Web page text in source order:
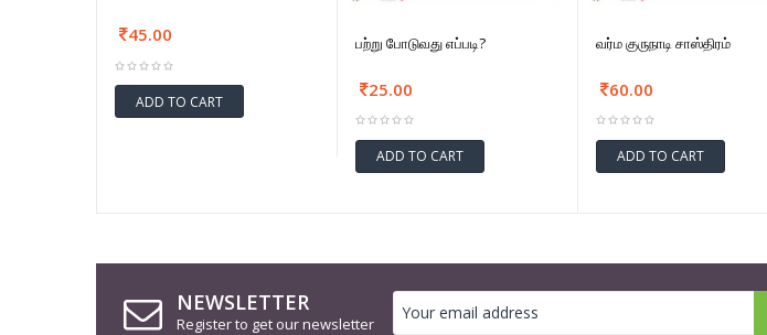
45.00
ADD TO CART
பற்று போடுவது எப்படி?
25.00
ADD TO CART
வர்ம குருநாடி சாஸ்திரம்
60.00
ADD TO CART
NEWSLETTER
Register to get our newsletter